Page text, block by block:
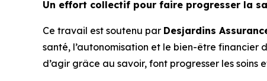
Un effort collectif pour faire progresser la
Ce travail est soutenu par Desjardins
santé, l’autonomisation et le bien-être financier
d’agir grâce au savoir, font progresser les soins